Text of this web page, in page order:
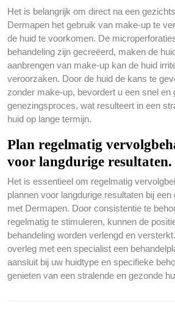
Het is belangrijk om direct na een
Dermapen het gebruik van make-up te
de huid te voorkomen. De
behandeling zijn gecreëerd, maken de
aanbrengen van make-up kan de huid
veroorzaken. Door de huid de kans te
zonder make-up, bevordert u een snel en
genezingsproces, wat resulteert in een
huid op lange termijn.
Plan regelmatig
voor langdurige resultaten.
Het is essentieel om regelmatig
plannen voor langdurige resultaten bij
met Dermapen. Door consistentie te
regelmatig te stimuleren, kunnen de
behandeling worden verlengd en
overleg met een specialist een
aansluit bij uw huidtype en specifieke
genieten van een stralende en gezonde